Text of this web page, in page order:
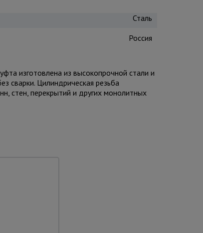
Сталь
Россия
изготовлена из высокопрочной стали и
сварки. Цилиндрическая резьба
стен, перекрытий и других монолитных